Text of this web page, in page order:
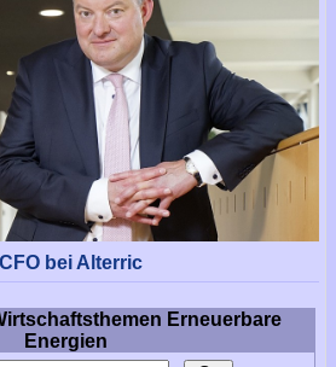
bei Alterric
Erneuerbare
Energien